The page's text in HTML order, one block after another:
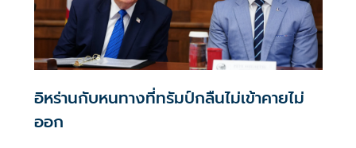
อิหร่านกับหนทางที่ทรัมป์กลืนไม่เข้าคายไม่
ออก